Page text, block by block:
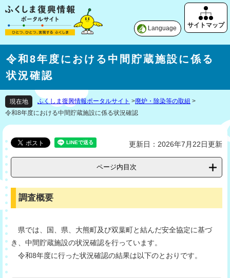
Language
令和8年度における中間貯蔵施設に係る
状況確認
現在地 ふくしま復興情報ポータルサイト >廃炉・除染等の取組 >
令和8年度における中間貯蔵施設に係る状況確認
更新日：2026年7月22日更新
ページ内目次
調査概要
県では、国、県、大熊町及び双葉町と結んだ安全協定に基づ
き、中間貯蔵施設の状況確認を行っています。
令和8年度に行った状況確認の結果は以下のとおりです。